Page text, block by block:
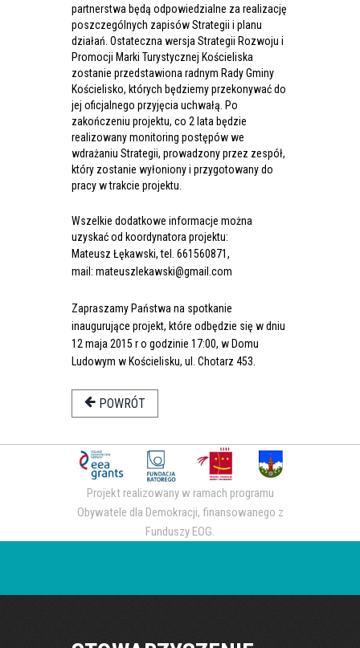
partnerstwa będą odpowiedzialne za realizację
poszczególnych zapisów Strategii i planu
działań. Ostateczna wersja Strategii Rozwoju i
Promocji Marki Turystycznej Kościeliska
zostanie przedstawiona radnym Rady Gminy
Kościelisko, których będziemy przekonywać do
jej oficjalnego przyjęcia uchwałą. Po
zakończeniu projektu, co 2 lata będzie
realizowany monitoring postępów we
wdrażaniu Strategii, prowadzony przez zespół,
który zostanie wyłoniony i przygotowany do
pracy w trakcie projektu.
Wszelkie dodatkowe informacje można
uzyskać od koordynatora projektu:
Mateusz Łękawski, tel. 661560871,
mail: mateuszlekawski@gmail.com
Zapraszamy Państwa na spotkanie
inaugurujące projekt, które odbędzie się w dniu
12 maja 2015 r o godzinie 17:00, w Domu
Ludowym w Kościelisku, ul. Chotarz 453.
POWRÓT
Projekt realizowany w ramach programu
Obywatele dla Demokracji, finansowanego z
Funduszy EOG.